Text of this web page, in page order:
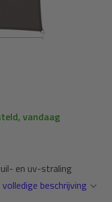
vandaag
en uv-straling
volledige beschrijving